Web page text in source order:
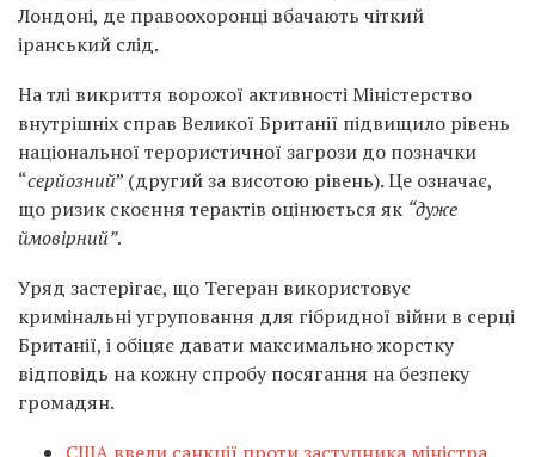
Лондоні, де правоохоронці вбачають чіткий
іранський слід.
На тлі викриття ворожої активності Міністерство
внутрішніх справ Великої Британії підвищило рівень
національної терористичної загрози до позначки
“серйозний” (другий за висотою рівень). Це означає,
що ризик скоєння терактів оцінюється як “дуже
ймовірний”.
Уряд застерігає, що Тегеран використовує
кримінальні угруповання для гібридної війни в серці
Британії, і обіцяє давати максимально жорстку
відповідь на кожну спробу посягання на безпеку
громадян.